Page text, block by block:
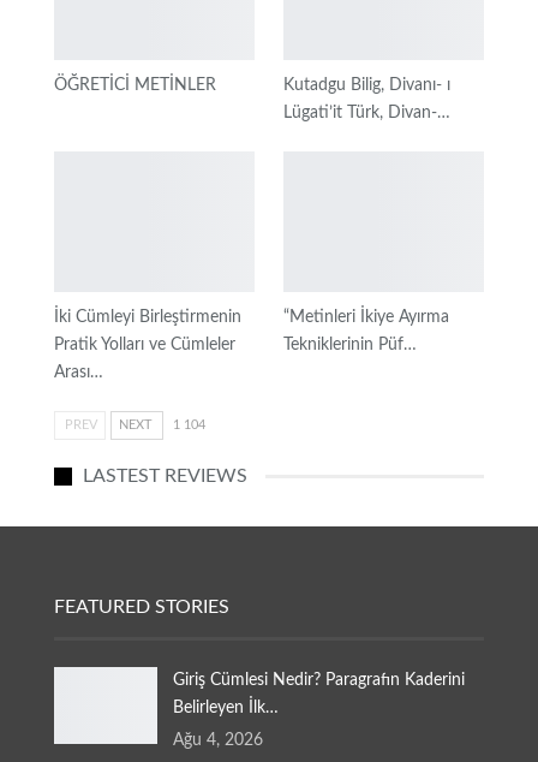
ÖĞRETİCİ METİNLER
Kutadgu Bilig, Divanı- ı
Lügati’it Türk, Divan-…
İki Cümleyi Birleştirmenin
Pratik Yolları ve Cümleler
Arası…
“Metinleri İkiye Ayırma
Tekniklerinin Püf…
PREV NEXT 1 104
LASTEST REVIEWS
FEATURED STORIES
Giriş Cümlesi Nedir? Paragrafın Kaderini
Belirleyen İlk…
Ağu 4, 2026